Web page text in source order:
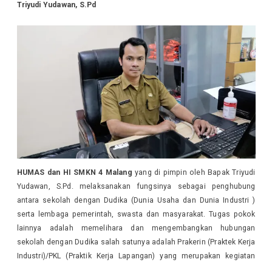
Triyudi Yudawan, S.Pd
HUMAS dan HI SMKN 4 Malangyang di pimpin oleh Bapak Triyudi
Yudawan, S.Pd. melaksanakan fungsinya sebagai penghubung
antara sekolah dengan Dudika (Dunia Usaha dan Dunia Industri )
serta lembaga pemerintah, swasta dan masyarakat. Tugas pokok
lainnya adalah memelihara dan mengembangkan hubungan
sekolah dengan Dudika salah satunya adalah Prakerin (Praktek Kerja
Industri)/PKL (Praktik Kerja Lapangan) yang merupakan kegiatan